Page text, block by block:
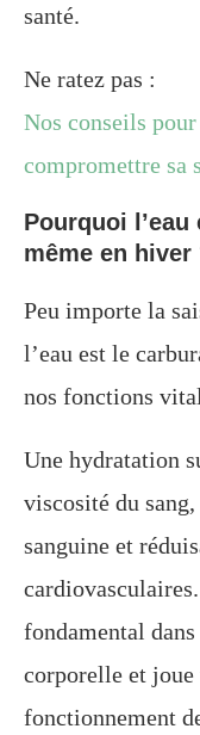
santé.
Ne ratez pas :
Nos conseils
compromettre sa
Pourquoi
même en hiver
Peu importe la
l’eau est le
nos fonctions
Une hydratation
viscosité du
sanguine et
fondamental
corporelle et
fonctionnement